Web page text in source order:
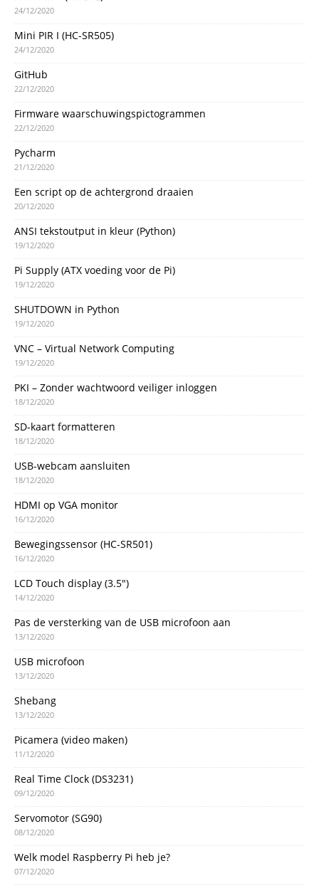
24/12/2020
Mini PIR I (HC-SR505)
24/12/2020
GitHub
22/12/2020
Firmware waarschuwingspictogrammen
22/12/2020
Pycharm
21/12/2020
Een script op de achtergrond draaien
20/12/2020
ANSI tekstoutput in kleur (Python)
19/12/2020
Pi Supply (ATX voeding voor de Pi)
19/12/2020
SHUTDOWN in Python
19/12/2020
VNC – Virtual Network Computing
19/12/2020
PKI – Zonder wachtwoord veiliger inloggen
18/12/2020
SD-kaart formatteren
18/12/2020
USB-webcam aansluiten
18/12/2020
HDMI op VGA monitor
16/12/2020
Bewegingssensor (HC-SR501)
16/12/2020
LCD Touch display (3.5″)
14/12/2020
Pas de versterking van de USB microfoon aan
13/12/2020
USB microfoon
13/12/2020
Shebang
13/12/2020
Picamera (video maken)
11/12/2020
Real Time Clock (DS3231)
09/12/2020
Servomotor (SG90)
08/12/2020
Welk model Raspberry Pi heb je?
07/12/2020